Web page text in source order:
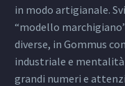
in modo artigianale.
“modello
diverse, in Gommus
industriale e
grandi numeri e